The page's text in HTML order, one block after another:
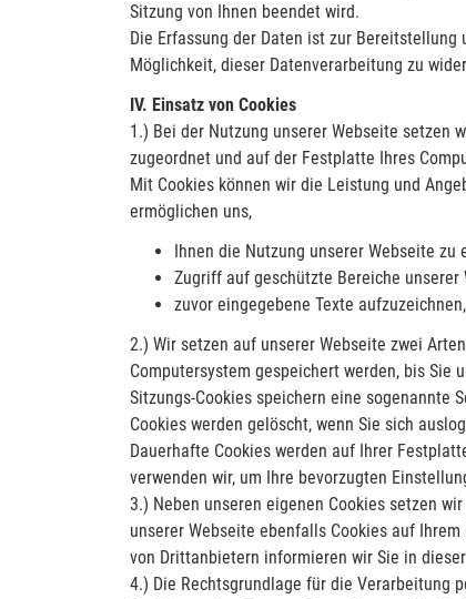
Sitzung von Ihnen beendet wird.
Die Erfassung der Daten ist zur
Möglichkeit, dieser Datenverarbeitung zu
IV. Einsatz von Cookies
1.) Bei der Nutzung unserer Webseite setzen
zugeordnet und auf der Festplatte Ihres
Mit Cookies können wir die Leistung und
ermöglichen uns,
Ihnen die Nutzung unserer Webseite
Zugriff auf geschützte Bereiche unserer
zuvor eingegebene Texte
2.) Wir setzen auf unserer Webseite zwei
Computersystem gespeichert werden, bis Sie
Sitzungs-Cookies speichern eine sogenannte
Cookies werden gelöscht, wenn Sie sich
Dauerhafte Cookies werden auf Ihrer
verwenden wir, um Ihre bevorzugten
3.) Neben unseren eigenen Cookies setzen
unserer Webseite ebenfalls Cookies auf
von Drittanbietern informieren wir Sie in
4.) Die Rechtsgrundlage für die Verarbeitung